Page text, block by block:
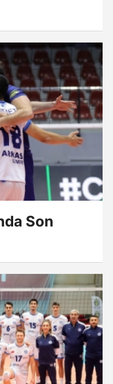
Son